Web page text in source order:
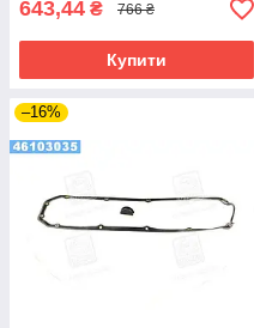
643,44 ₴ 766 ₴
Купити
–16%